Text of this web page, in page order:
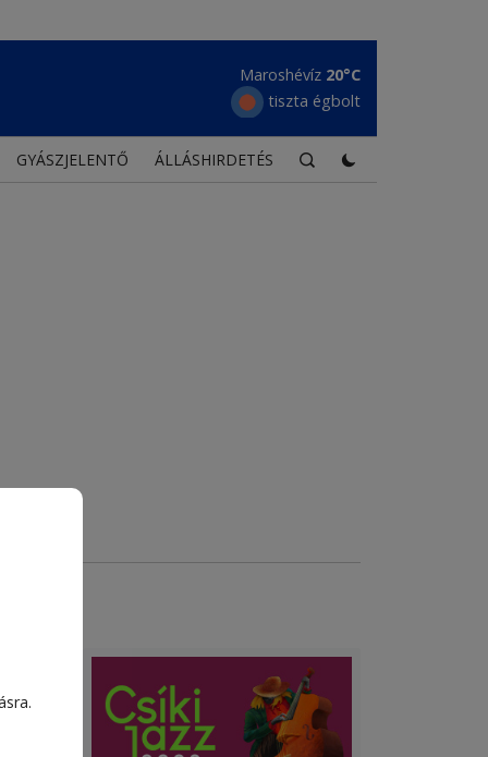
Maroshévíz 20°C
tiszta égbolt
GYÁSZJELENTŐ ÁLLÁSHIRDETÉS